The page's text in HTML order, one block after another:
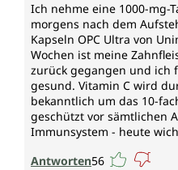
Ich nehme eine 1000-mg-
morgens nach dem
Kapseln OPC Ultra von
Wochen ist meine
zurück gegangen und ich
gesund. Vitamin C wird
bekanntlich um das 10-
geschützt vor sämtlichen
Immunsystem - heute
Antworten56